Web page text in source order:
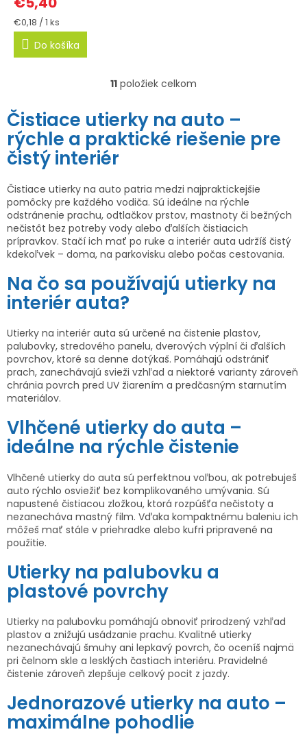
Jednotková
cena:
€0,18 / 1 ks
Do košíka
O
l
á
c
i
e
p
r
k
ý
p
i
s
11 položiek celkom
Čistiace utierky na auto –
rýchle a praktické riešenie pre
čistý interiér
Čistiace utierky na auto patria medzi najpraktickejšie
pomôcky pre každého vodiča. Sú ideálne na rýchle
odstránenie prachu, odtlačkov prstov, mastnoty či bežných
nečistôt bez potreby vody alebo ďalších čistiacich
prípravkov. Stačí ich mať po ruke a interiér auta udržíš čistý
kdekoľvek – doma, na parkovisku alebo počas cestovania.
Na čo sa používajú utierky na
interiér auta?
Utierky na interiér auta sú určené na čistenie plastov,
palubovky, stredového panelu, dverových výplní či ďalších
povrchov, ktoré sa denne dotýkaš. Pomáhajú odstrániť
prach, zanechávajú svieži vzhľad a niektoré varianty zároveň
chránia povrch pred UV žiarením a predčasným starnutím
materiálov.
Vlhčené utierky do auta –
ideálne na rýchle čistenie
Vlhčené utierky do auta sú perfektnou voľbou, ak potrebuješ
auto rýchlo osviežiť bez komplikovaného umývania. Sú
napustené čistiacou zložkou, ktorá rozpúšťa nečistoty a
nezanecháva mastný film. Vďaka kompaktnému baleniu ich
môžeš mať stále v priehradke alebo kufri pripravené na
použitie.
Utierky na palubovku a
plastové povrchy
Utierky na palubovku pomáhajú obnoviť prirodzený vzhľad
plastov a znižujú usádzanie prachu. Kvalitné utierky
nezanechávajú šmuhy ani lepkavý povrch, čo oceníš najmä
pri čelnom skle a lesklých častiach interiéru. Pravidelné
čistenie zároveň zlepšuje celkový pocit z jazdy.
Jednorazové utierky na auto –
maximálne pohodlie